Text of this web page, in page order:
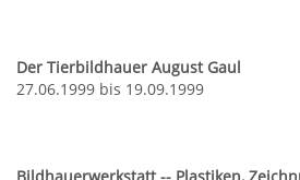
Der Tierbildhauer August Gaul
27.06.1999 bis 19.09.1999